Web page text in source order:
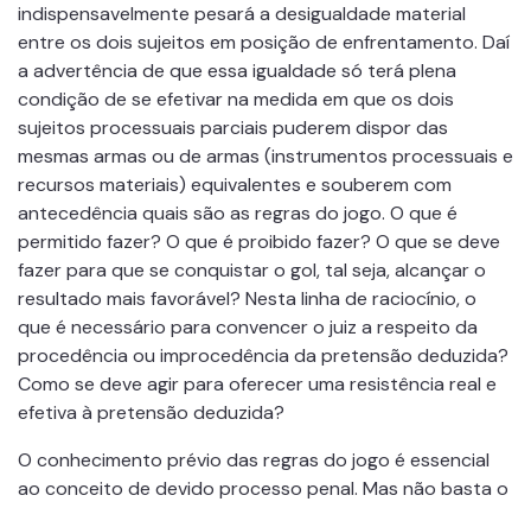
indispensavelmente pesará a desigualdade material
entre os dois sujeitos em posição de enfrentamento. Daí
a advertência de que essa igualdade só terá plena
condição de se efetivar na medida em que os dois
sujeitos processuais parciais puderem dispor das
mesmas armas ou de armas (instrumentos processuais e
recursos materiais) equivalentes e souberem com
antecedência quais são as regras do jogo. O que é
permitido fazer? O que é proibido fazer? O que se deve
fazer para que se conquistar o gol, tal seja, alcançar o
resultado mais favorável? Nesta linha de raciocínio, o
que é necessário para convencer o juiz a respeito da
procedência ou improcedência da pretensão deduzida?
Como se deve agir para oferecer uma resistência real e
efetiva à pretensão deduzida?
O conhecimento prévio das regras do jogo é essencial
ao conceito de devido processo penal. Mas não basta o